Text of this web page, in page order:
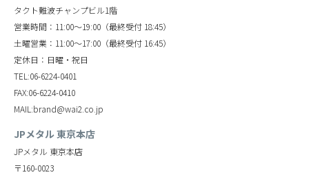
タクト難波チャンプビル1階
営業時間：11:00～19:00（最終受付 18:45）
土曜営業：11:00～17:00（最終受付 16:45）
定休日：日曜・祝日
TEL:06-6224-0401
FAX:06-6224-0410
MAIL:brand@wai2.co.jp
JPメタル 東京本店
JPメタル 東京本店
〒160-0023